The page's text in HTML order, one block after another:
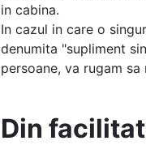
in cabina.
In cazul in care o
denumita "supliment
persoane, va rugam
Din